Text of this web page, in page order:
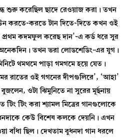
শুরু করেছিল ছাদে রেওয়াজ করা। তখন
করতে-করতে টান দিতে-দিতে কখন ওই
প্রথম কদমফুল করেছ দান’-এ কর্ড ধরে সুর
অনেকদিন। তখন ভরা লোডশেডিং-এর যুগ।
থমথমে পাড়া গমগমে হয়ে যেত।
রাতের ওই গগনের দীপগুলিরে’, ‘আহা’
ওটা ঝিমুনিতে না সুরের মূর্ছনায়
টিং টিং করা শ্যামল মিত্রের গানগুলোকে
কেউ বিশেষ কলকে দেয়নি। এখন
বাঁধা ছিল। দেখতাম বুধনদা গান ধরলে